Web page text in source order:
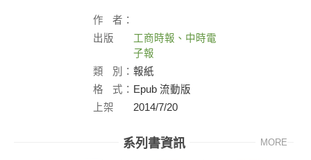
作
者：
出版
工商時報、中時電
子報
類
別： 報紙
格
式： Epub 流動版
上架
2014/7/20
系列書資訊 MORE